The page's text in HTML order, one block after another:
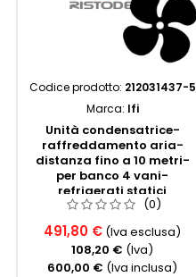
Codice prodotto: 212031437-5
Marca: Ifi
Unità condensatrice-
raffreddamento aria-
distanza fino a 10 metri-
per banco 4 vani-
refrigerati statici
(0)
491,80 € (Iva esclusa)
108,20 € (Iva)
600,00 € (Iva inclusa)